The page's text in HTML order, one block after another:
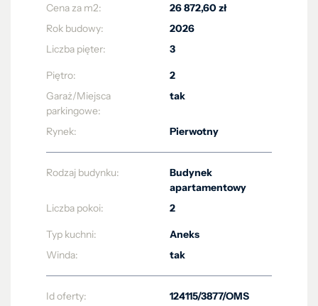
Cena za m2:
26 872,60 zł
Rok budowy:
2026
Liczba pięter:
3
Piętro:
2
Garaż/Miejsca
parkingowe:
tak
Rynek: Pierwotny
Rodzaj budynku:
Budynek
apartamentowy
Liczba pokoi:
2
Typ kuchni:
Aneks
Winda:
tak
Id oferty: 124115/3877/OMS